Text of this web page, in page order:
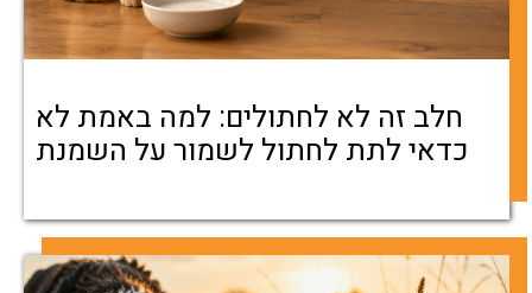
חלב זה לא לחתולים: למה באמת לא
כדאי לתת לחתול לשמור על השמנת